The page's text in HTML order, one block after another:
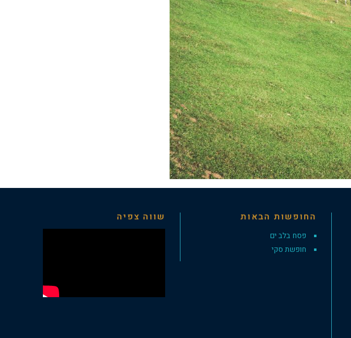
החופשות הבאות
פסח בלב ים
חופשת סקי
שווה צפיה